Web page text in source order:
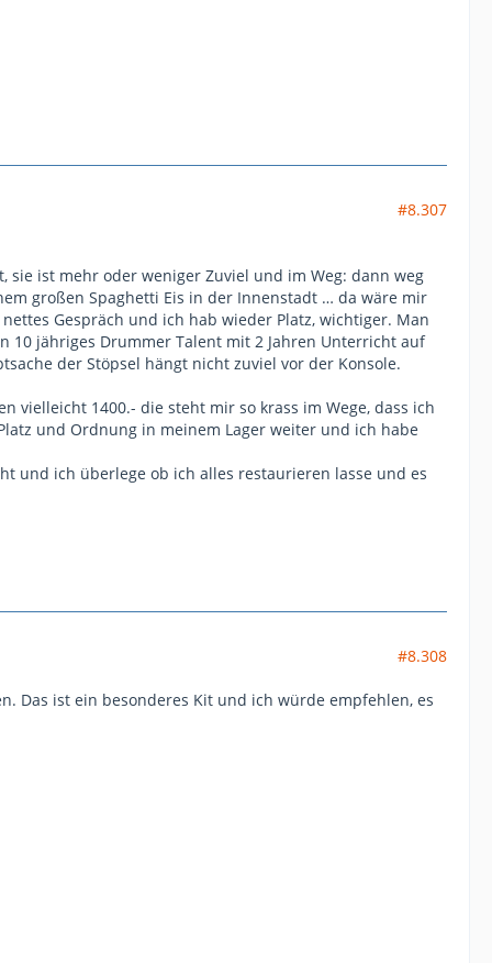
#8.307
sie ist mehr oder weniger Zuviel und im Weg: dann weg
großen Spaghetti Eis in der Innenstadt … da wäre mir
Gespräch und ich hab wieder Platz, wichtiger. Man
10 jähriges Drummer Talent mit 2 Jahren Unterricht auf
der Stöpsel hängt nicht zuviel vor der Konsole.
vielleicht 1400.- die steht mir so krass im Wege, dass ich
und Ordnung in meinem Lager weiter und ich habe
und ich überlege ob ich alles restaurieren lasse und es
#8.308
Das ist ein besonderes Kit und ich würde empfehlen, es